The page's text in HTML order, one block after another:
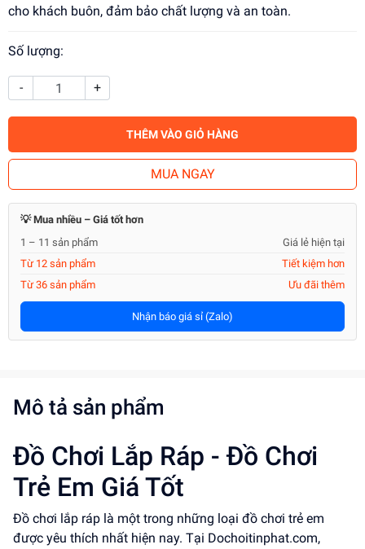
cho khách buôn, đảm bảo chất lượng và an toàn.
Số lượng:
- +
THÊM VÀO GIỎ HÀNG
MUA NGAY
💡 Mua nhiều – Giá tốt hơn
1 – 11 sản phẩm
Giá lẻ hiện tại
Từ 12 sản phẩm
Tiết kiệm hơn
Từ 36 sản phẩm
Ưu đãi thêm
Nhận báo giá sỉ (Zalo)
Mô tả sản phẩm
Đồ Chơi Lắp Ráp - Đồ Chơi
Trẻ Em Giá Tốt
Đồ chơi lắp ráp là một trong những loại đồ chơi trẻ em
được yêu thích nhất hiện nay. Tại Dochoitinphat.com,